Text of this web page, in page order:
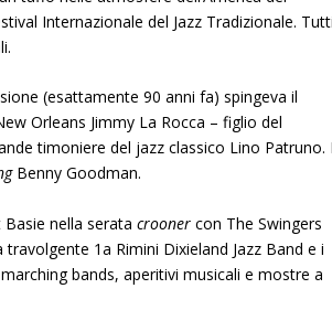
Internazionale del Jazz Tradizionale.
(esattamente 90 anni fa) spingeva il
Orleans Jimmy La Rocca – figlio del
timoniere del jazz classico Lino Patruno.
Benny Goodman.
Basie nella seratacroonercon The Swingers
1a Rimini Dixieland Jazz Band e i
bands, aperitivi musicali e mostre a